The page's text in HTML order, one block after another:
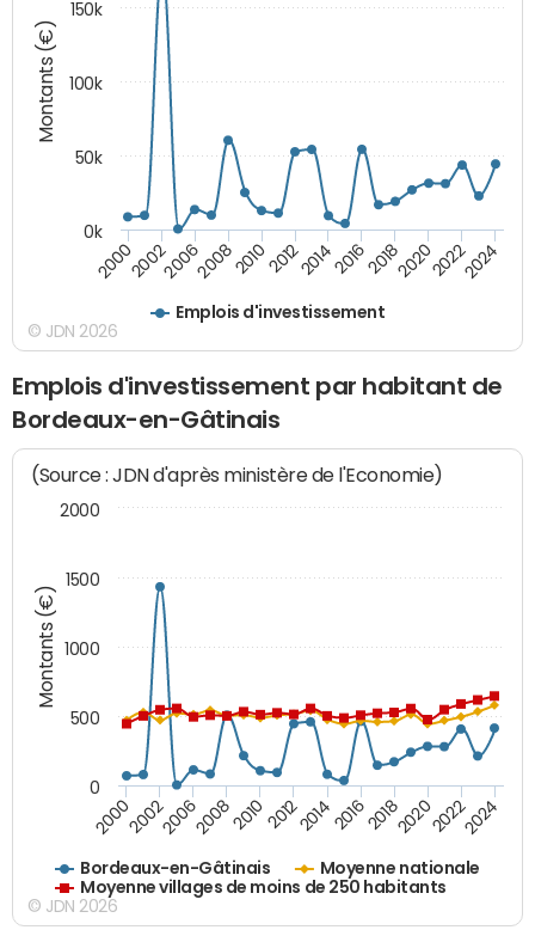
Montants (€)
Emplois d'investissement
200020022006200820102012201420162018202020222024
0k
50k
100k
150k
© JDN 2026
Emplois d'investissement par habitant de
Bordeaux-en-Gâtinais
Montants (€)
(Source : JDN d'après ministère de l'Economie)
Bordeaux-en-Gâtinais
Moyenne nationale
Moyenne villages de moins de 250 habitants
200020022006200820102012201420162018202020222024
0
500
1000
1500
2000
© JDN 2026